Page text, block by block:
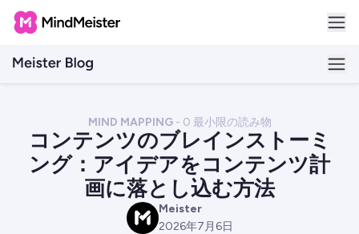
MIND MAPPING - 0 最小限の読み物
コンテンツのブレインストーミ
ング：アイデアをコンテンツ計
画に落とし込む方法
M
Meister
2026年7月6日